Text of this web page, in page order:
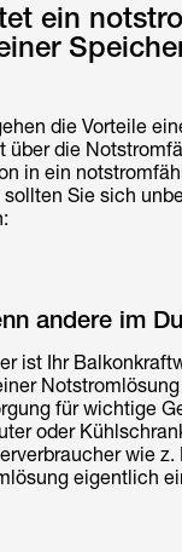
ein
die Vorteile
über die
in ein
Sie sich
andere im
ist Ihr
für wichtige
oder
wie
eigentlich